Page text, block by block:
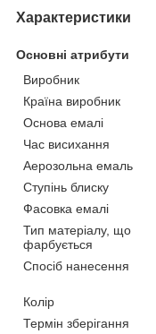
Характеристики
Основні атрибути
Виробник
Країна виробник
Основа емалі
Час висихання
Аерозольна емаль
Ступінь блиску
Фасовка емалі
Тип матеріалу, що
фарбується
Спосіб нанесення
Колір
Термін зберігання